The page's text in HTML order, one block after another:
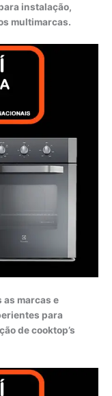
instalação,
multimarcas.
as marcas e
para
de cooktop’s